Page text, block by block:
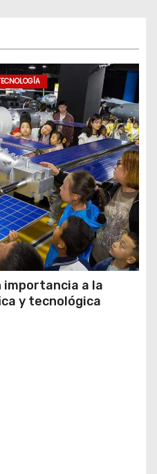
a la
y tecnológica